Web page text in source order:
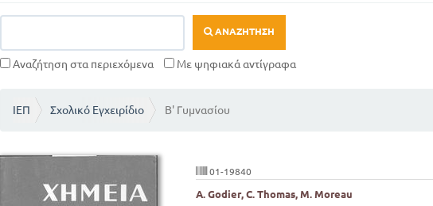
ΑΝΑΖΉΤΗΣΗ
Αναζήτηση στα περιεχόμενα Με ψηφιακά αντίγραφα
ΙΕΠ Σχολικό Εγχειρίδιο Β' Γυμνασίου
01-19840
Α. Godier, C. Thomas, M. Moreau